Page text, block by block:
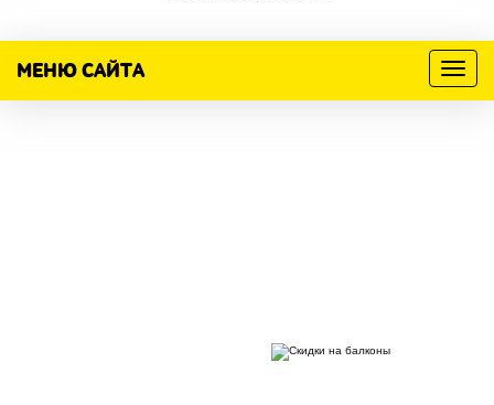
Меню
МЕНЮ САЙТА